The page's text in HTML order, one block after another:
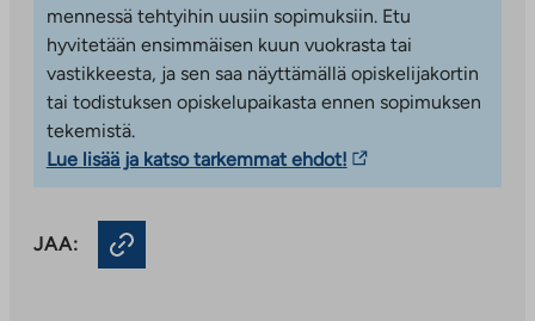
mennessä tehtyihin uusiin sopimuksiin. Etu
hyvitetään ensimmäisen kuun vuokrasta tai
vastikkeesta, ja sen saa näyttämällä opiskelijakortin
tai todistuksen opiskelupaikasta ennen sopimuksen
tekemistä.
Lue lisää ja katso tarkemmat ehdot!Linkki
vie
JAA: